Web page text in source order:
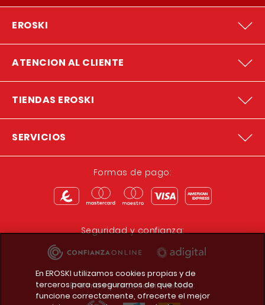
EROSKI
ATENCION AL CLIENTE
TIENDAS EROSKI
SERVICIOS
Formas de pago:
Seguridad y confianza:
Premios y reconocimientos:
En EROSKI utilizamos cookies propias y de
terceros para asegurarnos de que todo
funcione correctamente, ofrecerte el mejor